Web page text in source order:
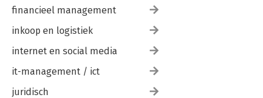
financieel management
inkoop en logistiek
internet en social media
it-management / ict
juridisch